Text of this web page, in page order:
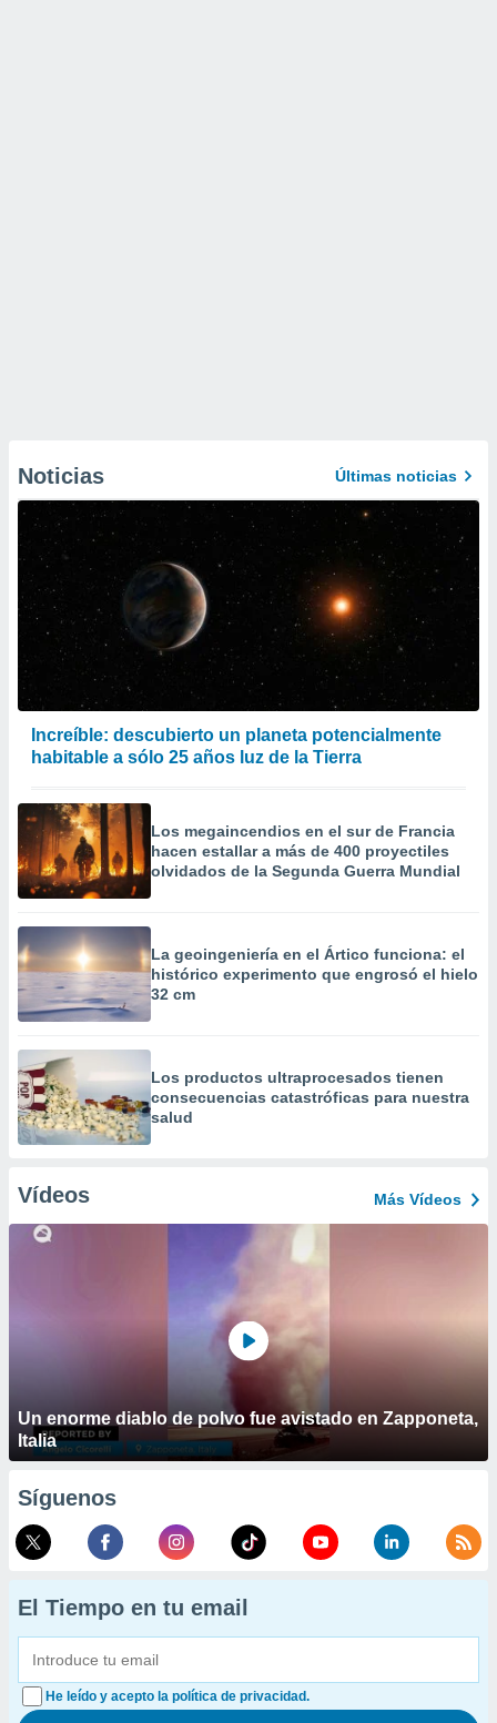
Noticias Últimas noticias
Increíble: descubierto un planeta potencialmente
habitable a sólo 25 años luz de la Tierra
Los megaincendios en el sur de Francia
hacen estallar a más de 400 proyectiles
olvidados de la Segunda Guerra Mundial
La geoingeniería en el Ártico funciona: el
histórico experimento que engrosó el hielo
32 cm
Los productos ultraprocesados ​​tienen
consecuencias catastróficas para nuestra
salud
Vídeos Más Vídeos
Un enorme diablo de polvo fue avistado en Zapponeta,
Italia
Síguenos
El Tiempo en tu email
He leído y acepto la política de privacidad.